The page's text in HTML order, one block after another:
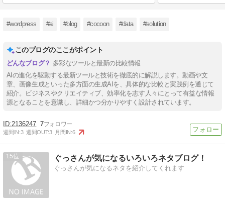
#wordpress #ai #blog #cocoon #data #solution
このブログのここがポイント
多彩なツールと最新の比較情報
AIの進化を駆動する最新ツールと技術を徹底的に解説します。動画や文
章、画像生成といった多方面の生成AIを、具体的な比較と実践例を通じて
紹介。ビジネスやクリエイティブ、効率化を志す人々にとって有益な情報
源となることを意識し、詳細かつ分かりやすく設計されています。
2136247 7
週間IN:3 週間OUT:3 月間IN:6
15 ぐっさんが気になるいろいろネタブログ！
ぐっさんが気になるネタを紹介してくれます